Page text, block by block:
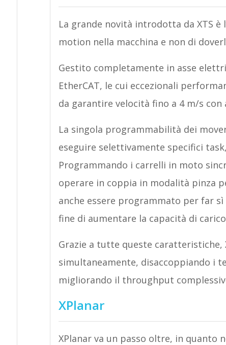
La grande novità introdotta da XTS
motion nella macchina e non di
Gestito completamente in asse
EtherCAT, le cui eccezionali
da garantire velocità fino a 4 m/s con
La singola programmabilità dei
eseguire selettivamente specifici
Programmando i carrelli in moto
operare in coppia in modalità pinza
anche essere programmato per far
fine di aumentare la capacità di
Grazie a tutte queste caratteristiche,
simultaneamente, disaccoppiando i
migliorando il throughput
XPlanar
XPlanar va un passo oltre, in quanto